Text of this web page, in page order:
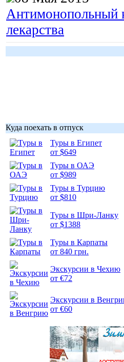
Антимонопольный
лекарства
Куда поехать в отпуск
Туры в Египет
от $649
Туры в ОАЭ
от $989
Туры в Турцию
от $810
Туры в Шри-Ланку
от $1388
Туры в Карпаты
от 840 грн.
Экскурсии в Чехию
от €72
Экскурсии в
от €60